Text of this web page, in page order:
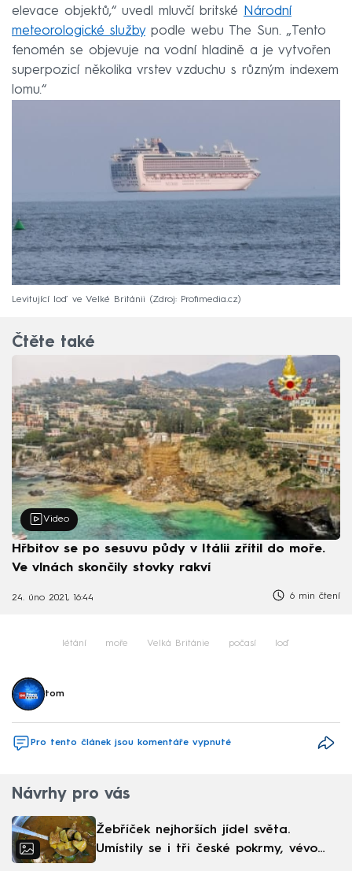
elevace objektů,“ uvedl mluvčí britské
Národní
meteorologické službypodle webu The Sun. „Tento
fenomén se objevuje na vodní hladině a je vytvořen
superpozicí několika vrstev vzduchu s různým indexem
lomu.“
Levitující loď ve Velké Británii Zdroj: Profimedia.cz
Čtěte také
Video
Hřbitov se po sesuvu půdy v Itálii zřítil do moře.
Ve vlnách skončily stovky rakví
24. úno 2021, 16:44 6 min čtení
létání moře Velká Británie počasí loď
tom
Pro tento článek jsou komentáře vypnuté
Návrhy pro vás
Žebříček nejhorších jídel světa.
Umístily se i tři české pokrmy, vévodí